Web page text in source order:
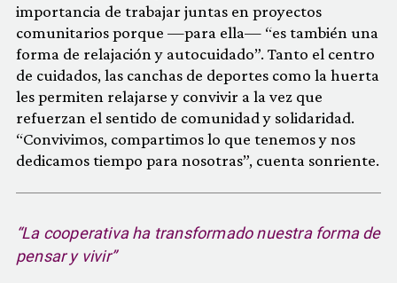
importancia de trabajar juntas en proyectos
comunitarios porque —para ella— “es también una
forma de relajación y autocuidado”. Tanto el centro
de cuidados, las canchas de deportes como la huerta
les permiten relajarse y convivir a la vez que
refuerzan el sentido de comunidad y solidaridad.
“Convivimos, compartimos lo que tenemos y nos
dedicamos tiempo para nosotras”, cuenta sonriente.
“La cooperativa ha transformado nuestra forma de
pensar y vivir”